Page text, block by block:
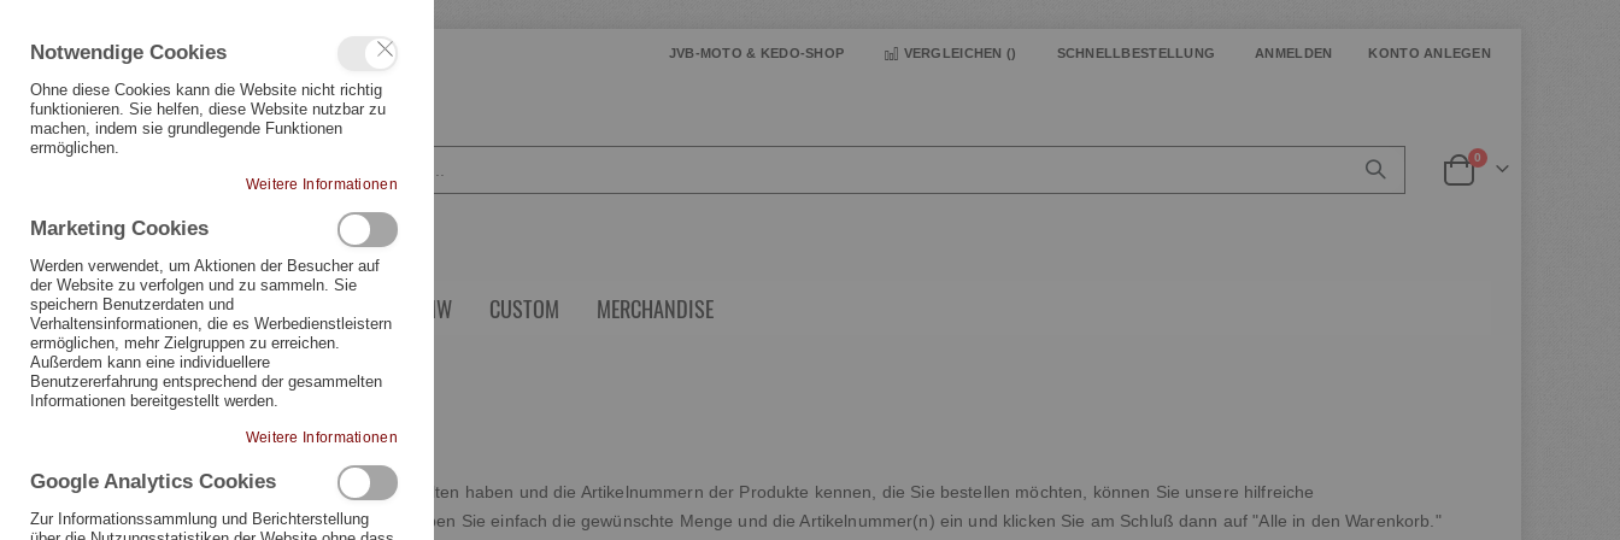
SPRACHEDEUTSCH JVB-MOTO & KEDO-SHOP VERGLEICHEN () SCHNELLBESTELLUNG ANMELDEN KONTO ANLEGEN
Warenkorb
0 Artikel
YAMAHA BMW CUSTOM MERCHANDISE
Schnellbestellung
Wenn Sie einen unserer Kataloge erhalten haben und die Artikelnummern der Produkte kennen, die Sie bestellen möchten, können Sie unsere hilfreiche
Schnellbestellungsfunktion nutzen. Geben Sie einfach die gewünschte Menge und die Artikelnummer(n) ein und klicken Sie am Schluß dann auf "Alle in den Warenkorb."
Notwendige Cookies
Ohne diese Cookies kann die Website nicht richtig
funktionieren. Sie helfen, diese Website nutzbar zu
machen, indem sie grundlegende Funktionen
ermöglichen.
Weitere Informationen
Marketing Cookies
Werden verwendet, um Aktionen der Besucher auf
der Website zu verfolgen und zu sammeln. Sie
speichern Benutzerdaten und
Verhaltensinformationen, die es Werbedienstleistern
ermöglichen, mehr Zielgruppen zu erreichen.
Außerdem kann eine individuellere
Benutzererfahrung entsprechend der gesammelten
Informationen bereitgestellt werden.
Weitere Informationen
Google Analytics Cookies
Zur Informationssammlung und Berichterstellung